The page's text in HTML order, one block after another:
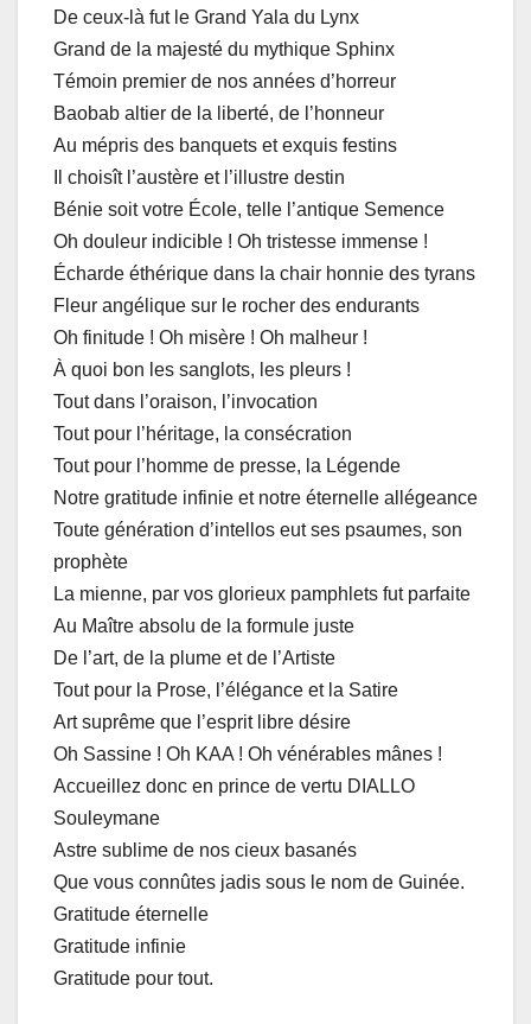
De ceux-là fut le Grand Yala du Lynx
Grand de la majesté du mythique Sphinx
Témoin premier de nos années d’horreur
Baobab altier de la liberté, de l’honneur
Au mépris des banquets et exquis festins
Il choisît l’austère et l’illustre destin
Bénie soit votre École, telle l’antique Semence
Oh douleur indicible ! Oh tristesse immense !
Écharde éthérique dans la chair honnie des tyrans
Fleur angélique sur le rocher des endurants
Oh finitude ! Oh misère ! Oh malheur !
À quoi bon les sanglots, les pleurs !
Tout dans l’oraison, l’invocation
Tout pour l’héritage, la consécration
Tout pour l’homme de presse, la Légende
Notre gratitude infinie et notre éternelle allégeance
Toute génération d’intellos eut ses psaumes, son
prophète
La mienne, par vos glorieux pamphlets fut parfaite
Au Maître absolu de la formule juste
De l’art, de la plume et de l’Artiste
Tout pour la Prose, l’élégance et la Satire
Art suprême que l’esprit libre désire
Oh Sassine ! Oh KAA ! Oh vénérables mânes !
Accueillez donc en prince de vertu DIALLO
Souleymane
Astre sublime de nos cieux basanés
Que vous connûtes jadis sous le nom de Guinée.
Gratitude éternelle
Gratitude infinie
Gratitude pour tout.